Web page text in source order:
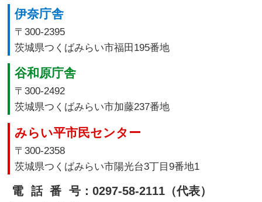
伊奈庁舎
〒300-2395
茨城県つくばみらい市福田195番地
谷和原庁舎
〒300-2492
茨城県つくばみらい市加藤237番地
みらい平市民センター
〒300-2358
茨城県つくばみらい市陽光台3丁目9番地1
電話番号：0297-58-2111（代表）